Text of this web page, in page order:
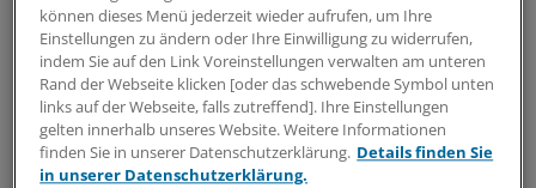
Geschehen in der Gesundheitspolitik. Mit Analysen,
Hintergründen und einem Blick auf Themen, die die Agenda
bestimmen.
14-tägig, donnerstags
können dieses Menü jederzeit wieder aufrufen, um Ihre
Einstellungen zu ändern oder Ihre Einwilligung zu widerrufen,
indem Sie auf den Link Voreinstellungen verwalten am unteren
Rand der Webseite klicken [oder das schwebende Symbol unten
links auf der Webseite, falls zutreffend]. Ihre Einstellungen
gelten innerhalb unseres Website. Weitere Informationen
finden Sie in unserer Datenschutzerklärung. Details finden Sie
in unserer Datenschutzerklärung.